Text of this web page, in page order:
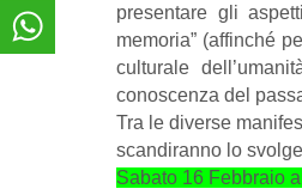
presentare gli
memoria” (affinché
culturale
conoscenza del
Tra le diverse
scandiranno lo
Sabato 16 Febbraio